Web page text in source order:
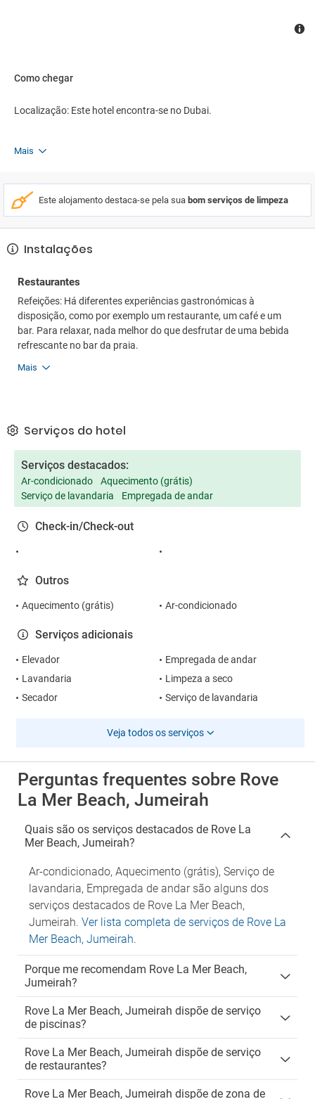
Como chegar
Localização: Este hotel encontra-se no Dubai.
Mais
Este alojamento destaca-se pela sua bom serviços de limpeza
Instalações
Restaurantes
Refeições: Há diferentes experiências gastronómicas à
disposição, como por exemplo um restaurante, um café e um
bar. Para relaxar, nada melhor do que desfrutar de uma bebida
refrescante no bar da praia.
Mais
Serviços do hotel
Serviços destacados:
Ar-condicionado
Aquecimento (grátis)
Serviço de lavandaria
Empregada de andar
Check-in/Check-out
Outros
Aquecimento (grátis) Ar-condicionado
Serviços adicionais
Elevador
Empregada de andar
Lavandaria
Limpeza a seco
Secador
Serviço de lavandaria
Veja todos os serviços
Perguntas frequentes sobre Rove
La Mer Beach, Jumeirah
Quais são os serviços destacados de Rove La
Mer Beach, Jumeirah?
Ar-condicionado, Aquecimento (grátis), Serviço de
lavandaria, Empregada de andar são alguns dos
serviços destacados de Rove La Mer Beach,
Jumeirah. Ver lista completa de serviços de Rove La
Mer Beach, Jumeirah.
Porque me recomendam Rove La Mer Beach,
Jumeirah?
Rove La Mer Beach, Jumeirah dispõe de serviço
de piscinas?
Rove La Mer Beach, Jumeirah dispõe de serviço
de restaurantes?
Rove La Mer Beach, Jumeirah dispõe de zona de